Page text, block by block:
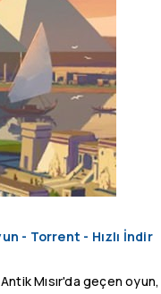
- Torrent - Hızlı İndir
Mısır'da geçen